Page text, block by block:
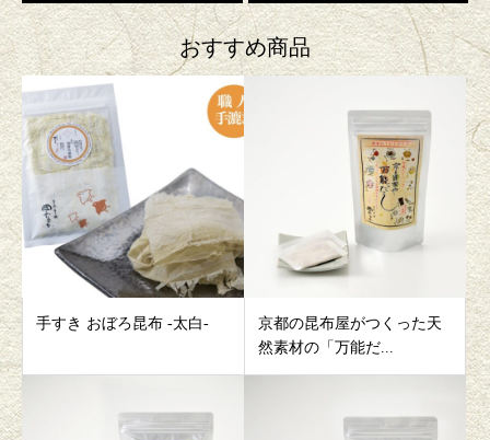
おすすめ商品
手すき おぼろ昆布 -太白-
京都の昆布屋がつくった天
然素材の「万能だ...